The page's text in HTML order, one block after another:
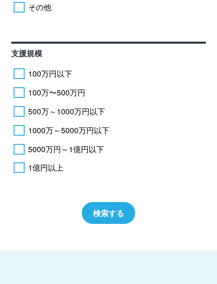
その他
支援規模
100万円以下
100万〜500万円
500万～1000万円以下
1000万～5000万円以下
5000万円～1億円以下
1億円以上